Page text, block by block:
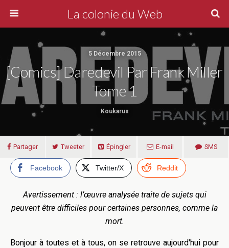
La colonie du Web
5 Décembre 2015
[Comics] Daredevil Par Frank Miller
Tome 1
Koukarus
Partager Tweeter Épingler E-mail SMS
Facebook Twitter/X Reddit
Avertissement : l’œuvre analysée traite de sujets qui
peuvent être difficiles pour certaines personnes, comme la
mort.
Bonjour à toutes et à tous, on se retrouve aujourd'hui pour